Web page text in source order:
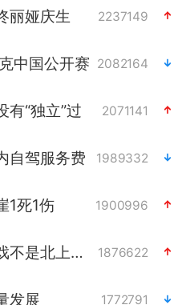
丽娅庆生 2237149
中国公开赛 2082164
有“独立”过 2071141
自驾服务费 1989332
1死1伤 1900996
梁家辉：到内地拍戏不是北上是回归 1876622
发展 1772791